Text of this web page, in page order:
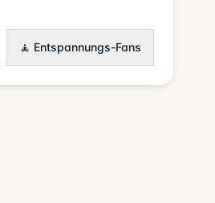
🧘 Entspannungs-Fans